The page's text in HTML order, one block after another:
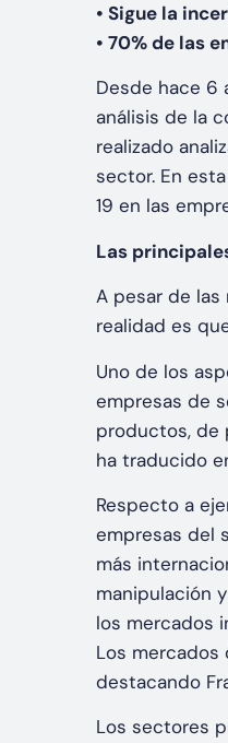
• Sigue la
• 70% de las
Desde hace 6
análisis de la
realizado
sector. En
19 en las
Las
A pesar de
realidad es
Uno de los
empresas de
productos, de
ha traducido
Respecto a
empresas del
más
manipulación
los mercados
Los mercados
destacando
Los sectores